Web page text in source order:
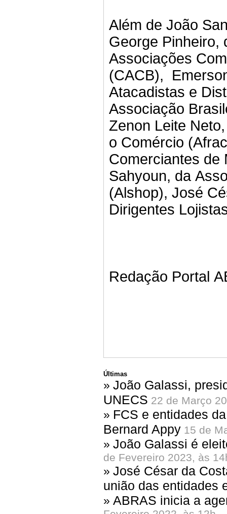
Além de João
George Pinheiro,
Associações
(CACB),
Atacadistas e
Associação
Zenon Leite
o Comércio
Comerciantes de
Sahyoun, da
(Alshop), José
Dirigentes
Redação Portal
Últimas
» João Galassi,
UNECS 22 de Março
» FCS e entidades
Bernard Appy 15 de
» João Galassi é
de Fevereiro 2023, às
» José César da
união das entidades
» ABRAS inicia a